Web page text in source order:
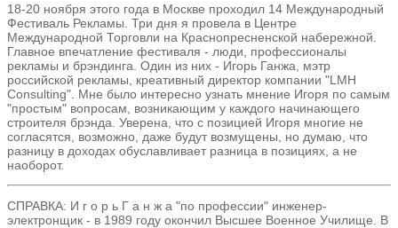
18-20 ноября этого года в Москве проходил 14 Международный
Фестиваль Рекламы. Три дня я провела в Центре
Международной Торговли на Краснопресненской набережной.
Главное впечатление фестиваля - люди, профессионалы
рекламы и брэндинга. Один из них - Игорь Ганжа, мэтр
российской рекламы, креативный директор компании "LMH
Consulting". Мне было интересно узнать мнение Игоря по самым
"простым" вопросам, возникающим у каждого начинающего
строителя брэнда. Уверена, что с позицией Игоря многие не
согласятся, возможно, даже будут возмущены, но думаю, что
разницу в доходах обуславливает разница в позициях, а не
наоборот.
СПРАВКА: И г о р ь Г а н ж а "по профессии" инженер-
электронщик - в 1989 году окончил Высшее Военное Училище. В